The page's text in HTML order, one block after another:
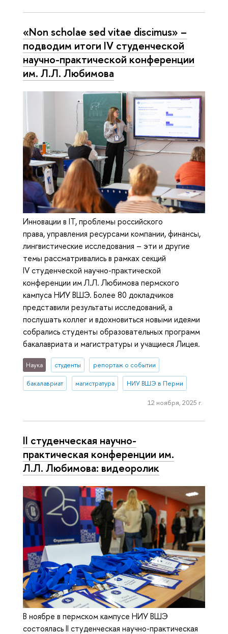
«Non scholae sed vitae discimus» –
подводим итоги IV студенческой
научно-практической конференции
им. Л.Л. Любимова
Инновации в IT, проблемы российского
права, управления ресурсами компании, финансы,
лингвистические исследования – эти и другие
темы рассматривались в рамках секций
IV студенческой научно-практической
конференции им Л.Л. Любимова пермского
кампуса НИУ ВШЭ. Более 80 докладчиков
представили результаты исследований, а
послушать коллег и вдохновиться новыми идеями
собрались студенты образовательных программ
бакалавриата и магистратуры и учащиеся Лицея.
Наука студенты репортаж о событии
бакалавриат магистратура НИУ ВШЭ в Перми
12 ноября, 2025 г.
II студенческая научно-
практическая конференции им.
Л.Л. Любимова: видеоролик
В ноябре в пермском кампусе НИУ ВШЭ
состоялась II студенческая научно-практическая